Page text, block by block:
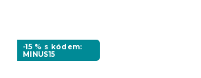
-15 % s kódem:
MINUS15